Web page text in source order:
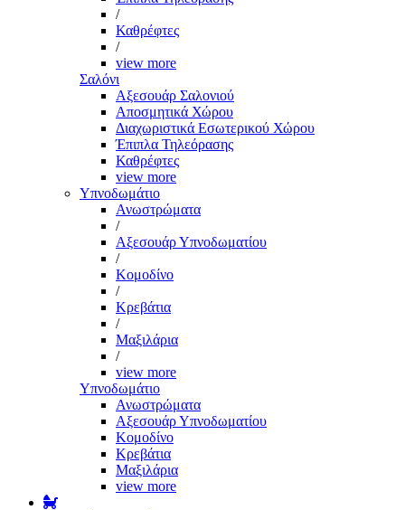
/
Καθρέφτες
/
view more
Σαλόνι
Αξεσουάρ Σαλονιού
Αποσμητικά Χώρου
Διαχωριστικά Εσωτερικού Χώρου
Έπιπλα Τηλεόρασης
Καθρέφτες
view more
Υπνοδωμάτιο
Ανωστρώματα
/
Αξεσουάρ Υπνοδωματίου
/
Κομοδίνο
/
Κρεβάτια
/
Μαξιλάρια
/
view more
Υπνοδωμάτιο
Ανωστρώματα
Αξεσουάρ Υπνοδωματίου
Κομοδίνο
Κρεβάτια
Μαξιλάρια
view more